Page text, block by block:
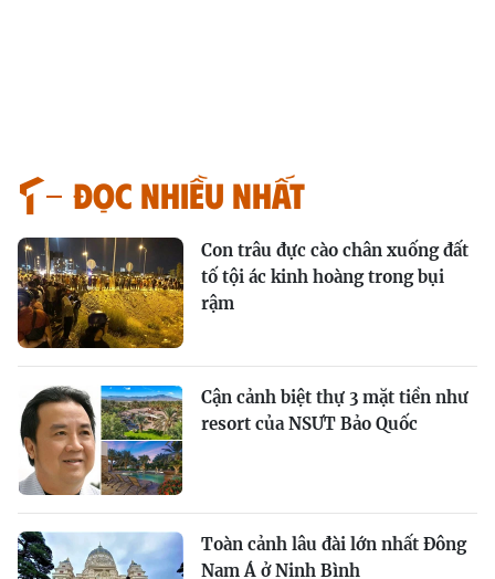
Đọc nhiều nhất
Con trâu đực cào chân xuống đất
tố tội ác kinh hoàng trong bụi
rậm
Cận cảnh biệt thự 3 mặt tiền như
resort của NSƯT Bảo Quốc
Toàn cảnh lâu đài lớn nhất Đông
Nam Á ở Ninh Bình